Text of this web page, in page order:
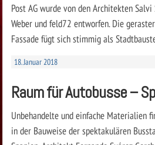
Post AG wurde von den Architekten Salvi
Weber und feld72 entworfen. Die
Fassade fügt sich stimmig als
18. Januar 2018
Raum für Autobusse –
Unbehandelte und einfache Materialien
in der Bauweise der spektakulären